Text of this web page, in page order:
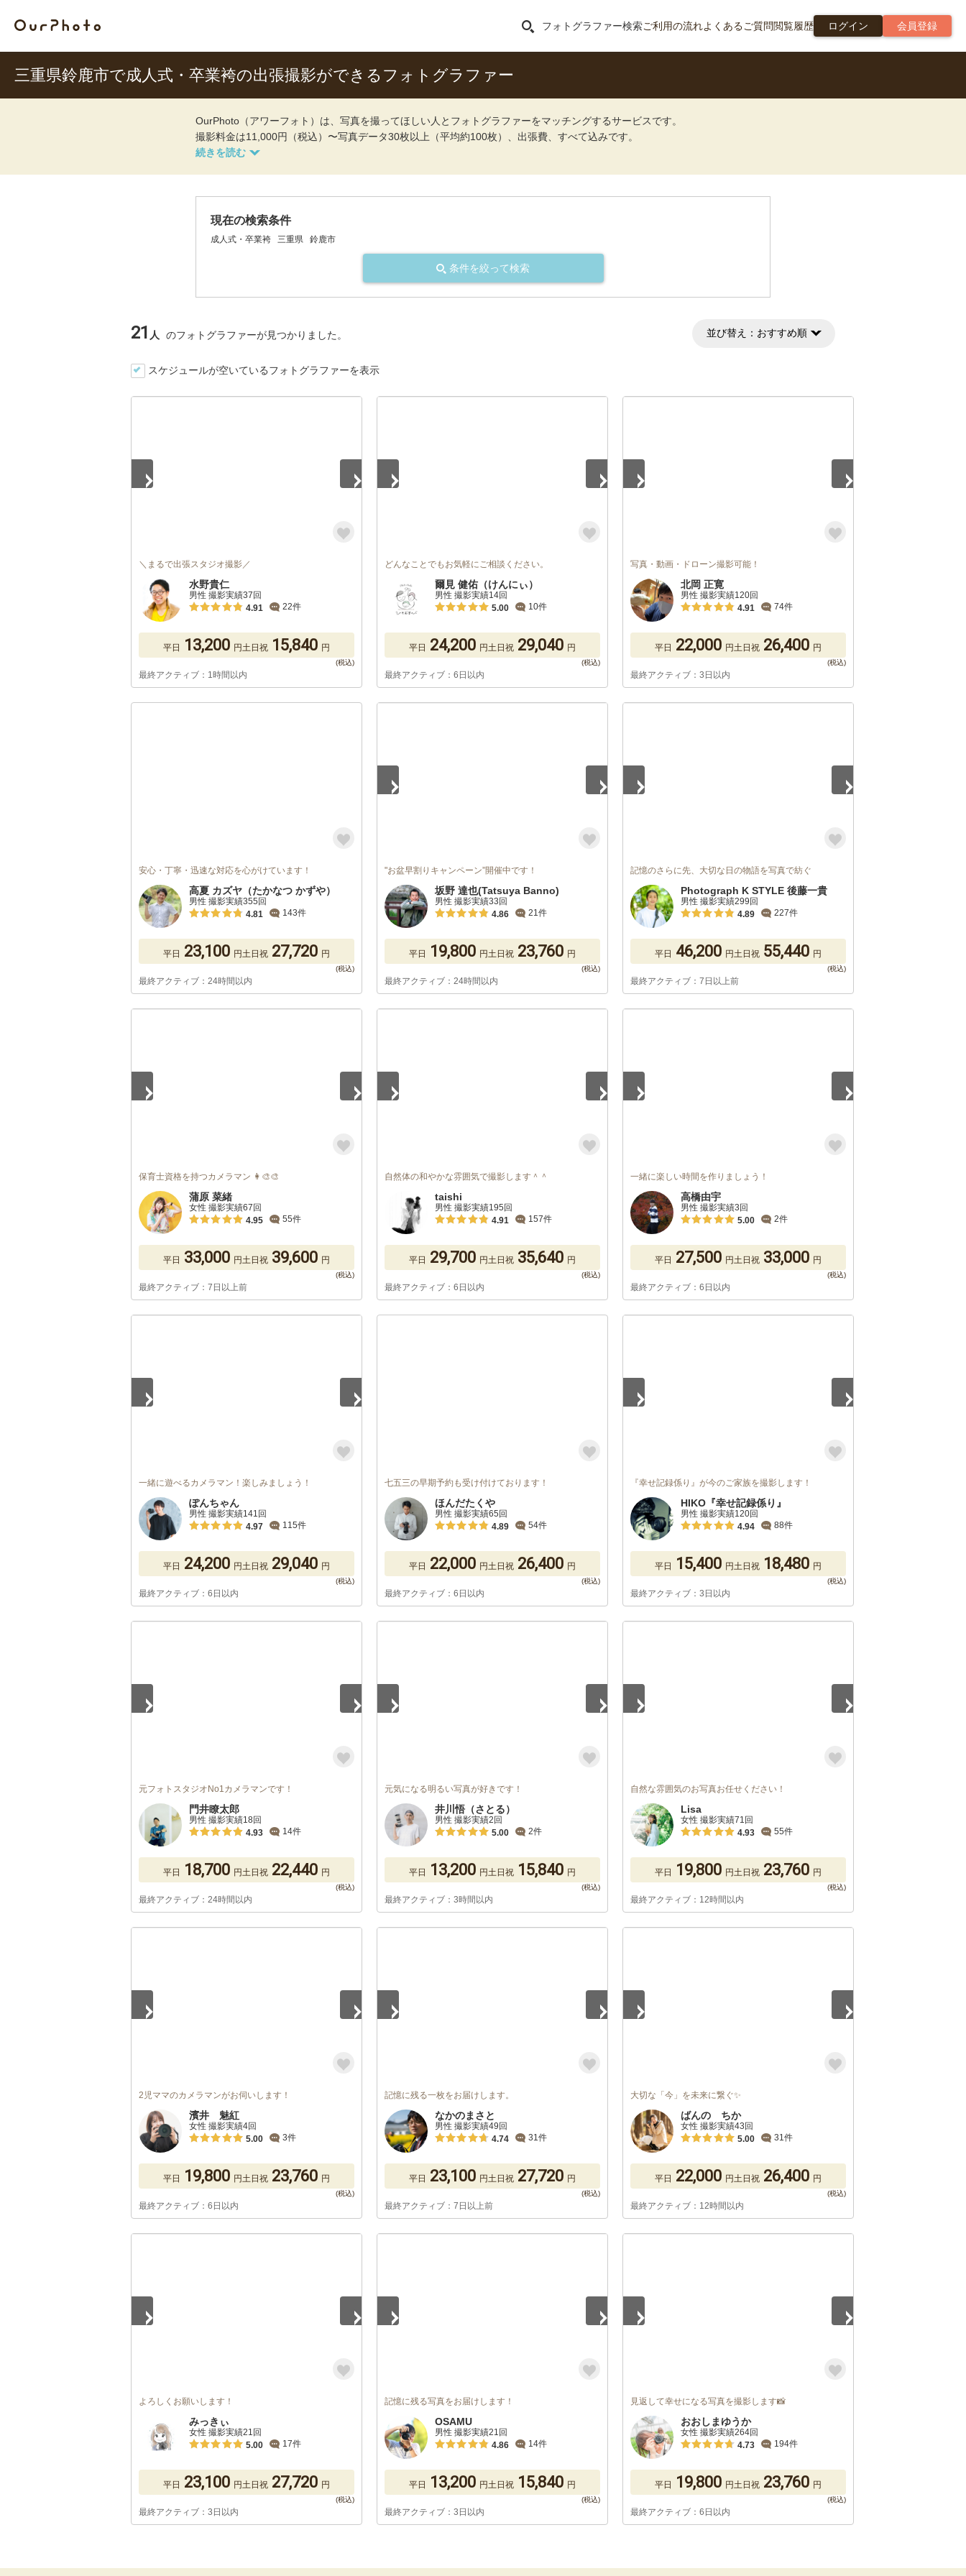
フォトグラファー検索ご利用の流れよくあるご質問閲覧履歴 ログイン 会員登録
三重県鈴鹿市で成人式・卒業袴の出張撮影ができるフォトグラファー
OurPhoto（アワーフォト）は、写真を撮ってほしい人とフォトグラファーをマッチングするサービスです。
撮影料金は11,000円（税込）〜写真データ30枚以上（平均約100枚）、出張費、すべて込みです。
現在の検索条件
成人式・卒業袴 三重県 鈴鹿市
条件を絞って検索
21 人 のフォトグラファーが見つかりました。 並び替え： おすすめ順
スケジュールが空いているフォトグラファーを表示
＼まるで出張スタジオ撮影／
水野貴仁
男性 撮影実績37回
4.91
22件
平日 13,200 円土日祝 15,840 円
最終アクティブ：1時間以内
どんなことでもお気軽にご相談ください。
爾見 健佑（けんにぃ）
男性 撮影実績14回
5.00
10件
平日 24,200 円土日祝 29,040 円
最終アクティブ：6日以内
写真・動画・ドローン撮影可能！
北岡 正寛
男性 撮影実績120回
4.91
74件
平日 22,000 円土日祝 26,400 円
最終アクティブ：3日以内
安心・丁寧・迅速な対応を心がけています！
高夏 カズヤ（たかなつ かずや）
男性 撮影実績355回
4.81
143件
平日 23,100 円土日祝 27,720 円
最終アクティブ：24時間以内
"お盆早割りキャンペーン”開催中です！
坂野 達也(Tatsuya Banno)
男性 撮影実績33回
4.86
21件
平日 19,800 円土日祝 23,760 円
最終アクティブ：24時間以内
記憶のさらに先、大切な日の物語を写真で紡ぐ
Photograph K STYLE 後藤一貴
男性 撮影実績299回
4.89
227件
平日 46,200 円土日祝 55,440 円
最終アクティブ：7日以上前
保育士資格を持つカメラマン 👩‍🎨🎨
蒲原 菜緒
女性 撮影実績67回
4.95
55件
平日 33,000 円土日祝 39,600 円
最終アクティブ：7日以上前
自然体の和やかな雰囲気で撮影します＾＾
taishi
男性 撮影実績195回
4.91
157件
平日 29,700 円土日祝 35,640 円
最終アクティブ：6日以内
一緒に楽しい時間を作りましょう！
高橋由宇
男性 撮影実績3回
5.00
2件
平日 27,500 円土日祝 33,000 円
最終アクティブ：6日以内
一緒に遊べるカメラマン！楽しみましょう！
ぽんちゃん
男性 撮影実績141回
4.97
115件
平日 24,200 円土日祝 29,040 円
最終アクティブ：6日以内
七五三の早期予約も受け付けております！
ほんだたくや
男性 撮影実績65回
4.89
54件
平日 22,000 円土日祝 26,400 円
最終アクティブ：6日以内
『幸せ記録係り』が今のご家族を撮影します！
HIKO『幸せ記録係り』
男性 撮影実績120回
4.94
88件
平日 15,400 円土日祝 18,480 円
最終アクティブ：3日以内
元フォトスタジオNo1カメラマンです！
門井瞭太郎
男性 撮影実績18回
4.93
14件
平日 18,700 円土日祝 22,440 円
最終アクティブ：24時間以内
元気になる明るい写真が好きです！
井川悟（さとる）
男性 撮影実績2回
5.00
2件
平日 13,200 円土日祝 15,840 円
最終アクティブ：3時間以内
自然な雰囲気のお写真お任せください！
Lisa
女性 撮影実績71回
4.93
55件
平日 19,800 円土日祝 23,760 円
最終アクティブ：12時間以内
2児ママのカメラマンがお伺いします！
濱井 魅紅
女性 撮影実績4回
5.00
3件
平日 19,800 円土日祝 23,760 円
最終アクティブ：6日以内
記憶に残る一枚をお届けします。
なかのまさと
男性 撮影実績49回
4.74
31件
平日 23,100 円土日祝 27,720 円
最終アクティブ：7日以上前
大切な「今」を未来に繋ぐ✨
ばんの ちか
女性 撮影実績43回
5.00
31件
平日 22,000 円土日祝 26,400 円
最終アクティブ：12時間以内
よろしくお願いします！
みっきぃ
女性 撮影実績21回
5.00
17件
平日 23,100 円土日祝 27,720 円
最終アクティブ：3日以内
記憶に残る写真をお届けします！
OSAMU
男性 撮影実績21回
4.86
14件
平日 13,200 円土日祝 15,840 円
最終アクティブ：3日以内
見返して幸せになる写真を撮影します📸
おおしまゆうか
女性 撮影実績264回
4.73
194件
平日 19,800 円土日祝 23,760 円
最終アクティブ：6日以内